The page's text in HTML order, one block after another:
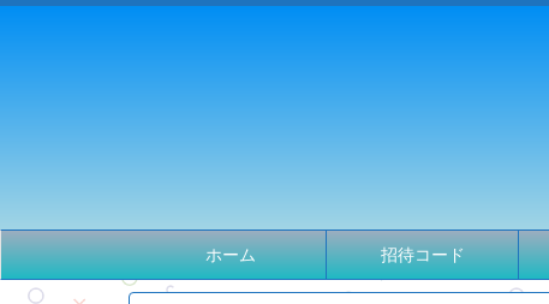
ホーム 招待コード